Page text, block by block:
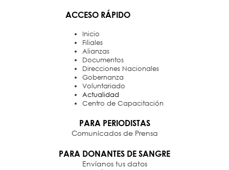
ACCESO RÁPIDO
Inicio
Filiales
Alianzas
Documentos
Direcciones Nacionales
Gobernanza
Voluntariado
Actualidad
Centro de Capacitación
PARA PERIODISTAS
Comunicados de Prensa
PARA DONANTES DE SANGRE
Envíanos tus datos